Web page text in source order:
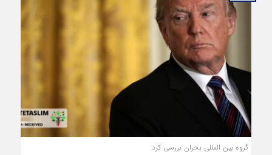
گروه بین المللی بحران بررسی کرد: